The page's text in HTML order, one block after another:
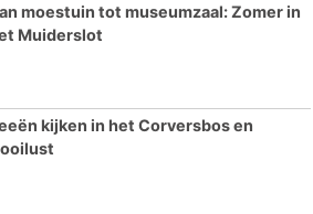
moestuin tot museumzaal: Zomer in
Muiderslot
kijken in het Corversbos en